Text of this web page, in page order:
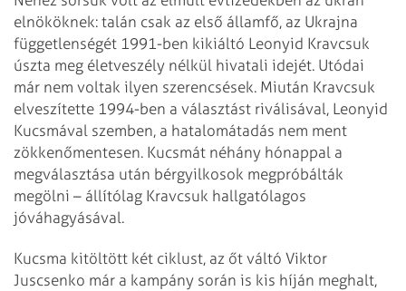
elnököknek: talán csak az első államfő, az Ukrajna
függetlenségét 1991-ben kikiáltó Leonyid Kravcsuk
úszta meg életveszély nélkül hivatali idejét. Utódai
már nem voltak ilyen szerencsések. Miután Kravcsuk
elveszítette 1994-ben a választást riválisával, Leonyid
Kucsmával szemben, a hatalomátadás nem ment
zökkenőmentesen. Kucsmát néhány hónappal a
megválasztása után bérgyilkosok megpróbálták
megölni – állítólag Kravcsuk hallgatólagos
jóváhagyásával.
Kucsma kitöltött két ciklust, az őt váltó Viktor
Juscsenko már a kampány során is kis híján meghalt,